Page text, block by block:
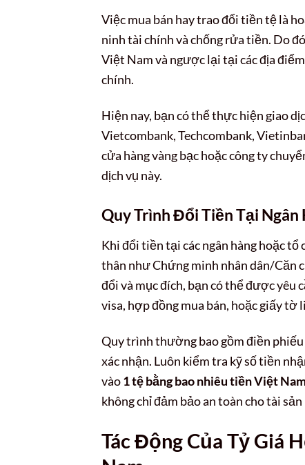
Việc mua bán hay trao đổi tiền tệ là
ninh tài chính và chống rửa tiền. Do
Việt Nam và ngược lại tại các địa
chính.
Hiện nay, bạn có thể thực hiện giao
Vietcombank, Techcombank,
cửa hàng vàng bạc hoặc công ty
dịch vụ này.
Quy Trình Đổi Tiền Tại Ngân
Khi đổi tiền tại các ngân hàng hoặc
thân như Chứng minh nhân dân/Căn
đổi và mục đích, bạn có thể được yêu
visa, hợp đồng mua bán, hoặc giấy
Quy trình thường bao gồm điền
xác nhận. Luôn kiểm tra kỹ số tiền
vào1 tệ bằng bao nhiêu tiền Việt
không chỉ đảm bảo an toàn cho tài
Tác Động Của Tỷ Giá